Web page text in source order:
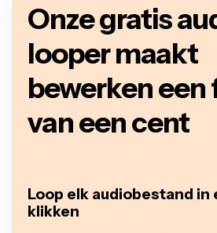
Onze gratis
looper maakt
bewerken
van een cent
Loop elk audiobestand in
klikken